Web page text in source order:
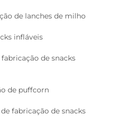
de lanches de milho
infláveis
de snacks
de puffcorn
fabricação de snacks